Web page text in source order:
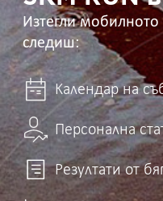
Изтегли
следиш:
Календар на
Персонална
Резултати от